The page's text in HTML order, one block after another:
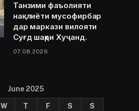
Танзими фаъолияти
нақлиёти мусофирбар
дар маркази вилояти
Суғд шаҳри Хуҷанд.
07.08.2026
June 2025
W T F S
S